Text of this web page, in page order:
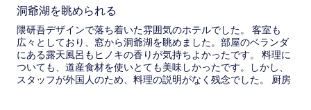
洞爺湖を眺められる
隈研吾デザインで落ち着いた雰囲気のホテルでした。 客室も
広々としており、窓から洞爺湖を眺めました。部屋のベランダ
にある露天風呂もヒノキの香りが気持ちよかったです。 料理に
ついても、道産食材を使いとても美味しかったです。しかし、
スタッフが外国人のため、料理の説明がなく残念でした。 厨房